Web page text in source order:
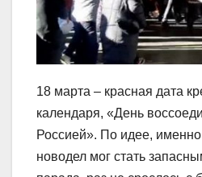
18 марта – красная дата
календаря, «День
Россией». По идее, именно
новодел мог стать